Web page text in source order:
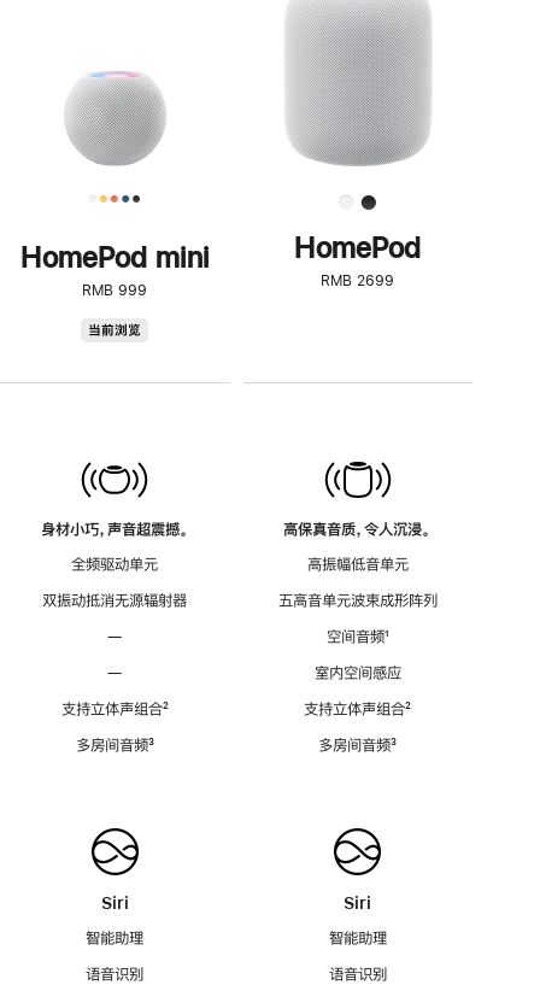
HomePod mini
RMB 999
当前浏览
身材小巧，声音超震撼。
全频驱动单元
双振动抵消无源辐射器
—
—
支持立体声组合脚
²
多房间音频脚
³
Siri
智能助理
语音识别
了
解
HomePod<
HomePod
RMB 2699
高保真音质，令人沉浸。
高振幅低音单元
五高音单元波束成形阵列
空间音频脚
¹
室内空间感应
支持立体声组合脚
²
多房间音频脚
³
Siri
智能助理
语音识别